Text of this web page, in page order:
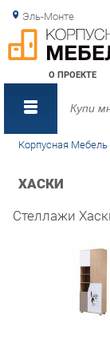
Эль-Монте
О ПРОЕКТЕ
Корпусная Мебель
ХАСКИ
Стеллажи Хаски